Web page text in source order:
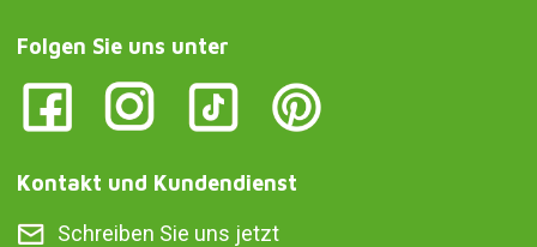
Folgen Sie uns unter
Kontakt und Kundendienst
Schreiben Sie uns jetzt